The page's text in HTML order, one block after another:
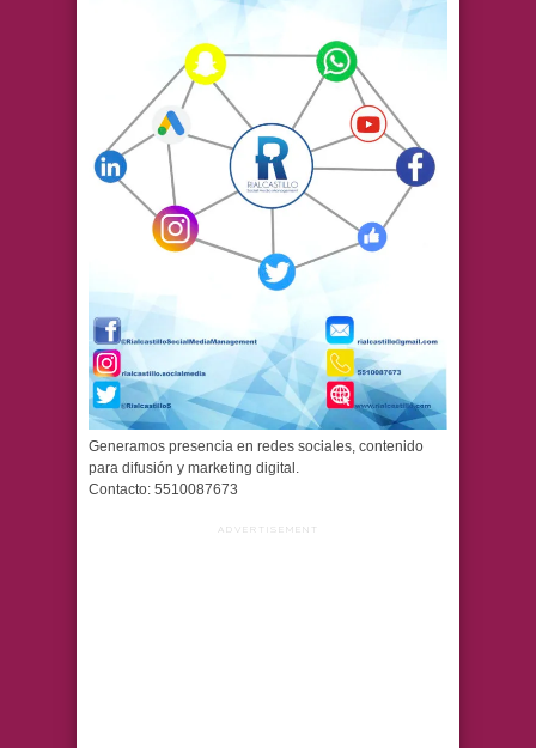
Generamos presencia en redes sociales, contenido
para difusión y marketing digital.
Contacto: 5510087673
ADVERTISEMENT